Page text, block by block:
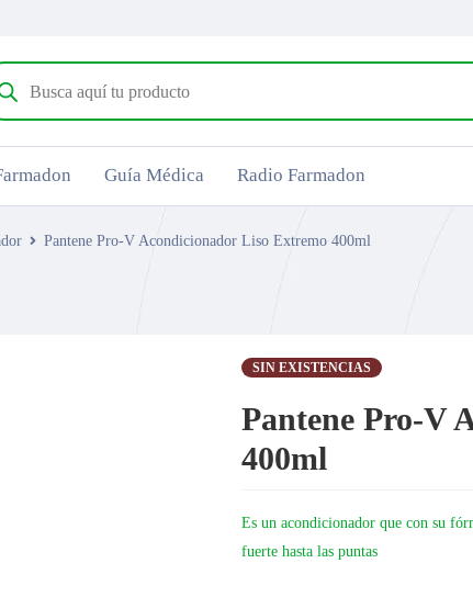
Guía Médica Radio Farmadon
Pantene Pro-V Acondicionador Liso Extremo 400ml
SIN EXISTENCIAS
Pantene Pro-V
400ml
Es un acondicionador que con su
fuerte hasta las puntas